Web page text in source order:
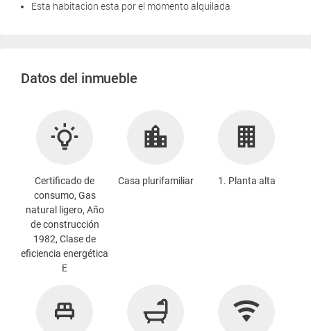
Esta habitación está por el momento alquilada
Datos del inmueble
Certificado de
consumo, Gas
natural ligero, Año
de construcción
1982, Clase de
eficiencia energética
E
Casa plurifamiliar 1. Planta alta